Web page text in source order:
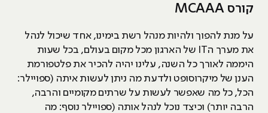
קורס MCAAA
על מנת להפוך ולהיות מנהל רשת בימינו, אחד שיכול לנהל
את מערך הIT של הארגון מכל מקום בעולם, בכל שעות
היממה לאורך כל השנה, עלינו יהיה להכיר את פלטפורמת
הענן של מיקרוסופט ולדעת מה ניתן לעשות איתה (ספויילר:
הכל, כל מה שאפשר לעשות על שרתים מקומיים והרבה,
הרבה יותר) וכיצד נוכל לנהל אותה (ספויילר נוסף: מה